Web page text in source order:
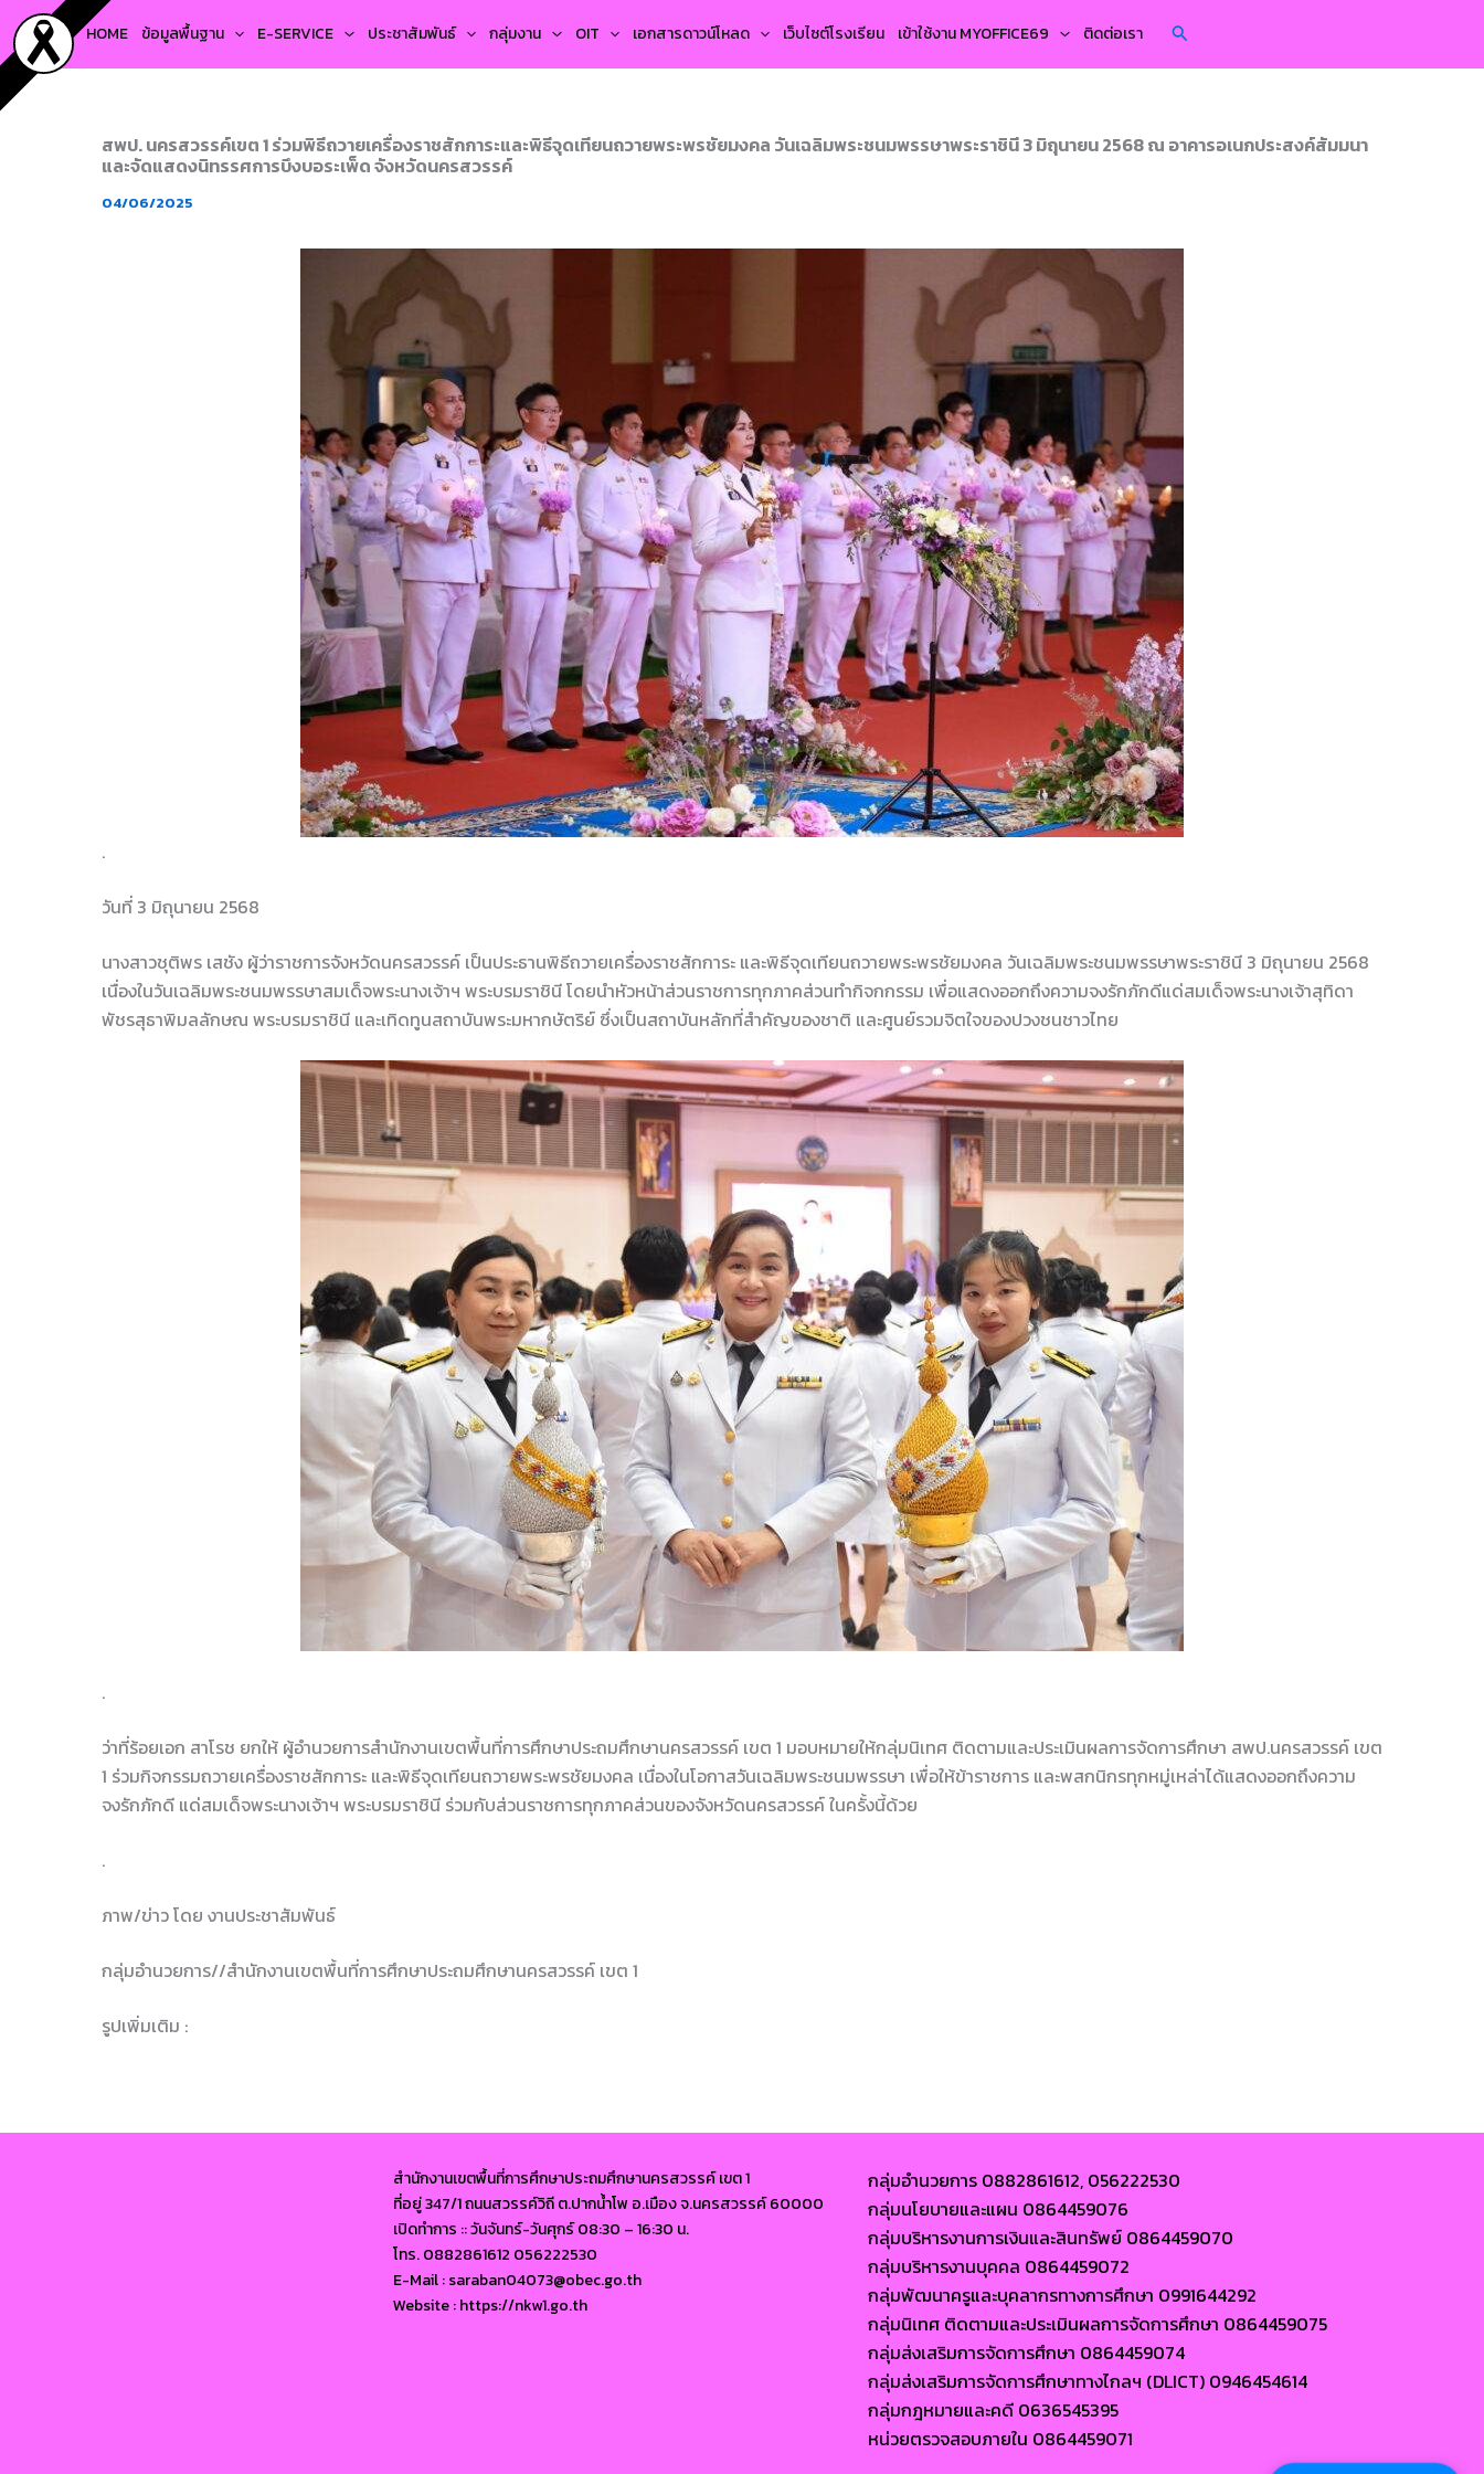
Skip
to
content
HOME ข้อมูลพื้นฐาน E-SERVICE ประชาสัมพันธ์ กลุ่มงาน OIT เอกสารดาวน์โหลด เว็บไซต์โรงเรียน เข้าใช้งาน MYOFFICE69 ติดต่อเรา Search
สพป. นครสวรรค์เขต 1 ร่วมพิธีถวายเครื่องราชสักการะและพิธีจุดเทียนถวายพระพรชัยมงคล วันเฉลิมพระชนมพรรษาพระราชินี 3 มิถุนายน 2568 ณ อาคารอเนกประสงค์สัมมนา
และจัดแสดงนิทรรศการบึงบอระเพ็ด จังหวัดนครสวรรค์
04/06/2025
.
วันที่ 3 มิถุนายน 2568
นางสาวชุติพร เสชัง ผู้ว่าราชการจังหวัดนครสวรรค์ เป็นประธานพิธีถวายเครื่องราชสักการะ และพิธีจุดเทียนถวายพระพรชัยมงคล วันเฉลิมพระชนมพรรษาพระราชินี 3 มิถุนายน 2568
เนื่องในวันเฉลิมพระชนมพรรษาสมเด็จพระนางเจ้าฯ พระบรมราชินี โดยนำหัวหน้าส่วนราชการทุกภาคส่วนทำกิจกกรรม เพื่อแสดงออกถึงความจงรักภักดีแด่สมเด็จพระนางเจ้าสุทิดา
พัชรสุธาพิมลลักษณ พระบรมราชินี และเทิดทูนสถาบันพระมหากษัตริย์ ซึ่งเป็นสถาบันหลักที่สำคัญของชาติ และศูนย์รวมจิตใจของปวงชนชาวไทย
.
ว่าที่ร้อยเอก สาโรช ยกให้ ผู้อำนวยการสำนักงานเขตพื้นที่การศึกษาประถมศึกษานครสวรรค์ เขต 1 มอบหมายให้กลุ่มนิเทศ ติดตามและประเมินผลการจัดการศึกษา สพป.นครสวรรค์ เขต
1 ร่วมกิจกรรมถวายเครื่องราชสักการะ และพิธีจุดเทียนถวายพระพรชัยมงคล เนื่องในโอกาสวันเฉลิมพระชนมพรรษา เพื่อให้ข้าราชการ และพสกนิกรทุกหมู่เหล่าได้แสดงออกถึงความ
จงรักภักดี แด่สมเด็จพระนางเจ้าฯ พระบรมราชินี ร่วมกับส่วนราชการทุกภาคส่วนของจังหวัดนครสวรรค์ ในครั้งนี้ด้วย
.
ภาพ/ข่าว โดย งานประชาสัมพันธ์
กลุ่มอำนวยการ//สำนักงานเขตพื้นที่การศึกษาประถมศึกษานครสวรรค์ เขต 1
รูปเพิ่มเติม :
สำนักงานเขตพื้นที่การศึกษาประถมศึกษานครสวรรค์ เขต 1
ที่อยู่ 347/1 ถนนสวรรค์วิถี ต.ปากน้ำโพ อ.เมือง จ.นครสวรรค์ 60000
เปิดทำการ :: วันจันทร์-วันศุกร์ 08:30 – 16:30 น.
โทร. 0882861612 056222530
E-Mail : saraban04073@obec.go.th
Website : https://nkw1.go.th
กลุ่มอำนวยการ 0882861612, 056222530
กลุ่มนโยบายและแผน 0864459076
กลุ่มบริหารงานการเงินและสินทรัพย์ 0864459070
กลุ่มบริหารงานบุคคล 0864459072
กลุ่มพัฒนาครูและบุคลากรทางการศึกษา 0991644292
กลุ่มนิเทศ ติดตามและประเมินผลการจัดการศึกษา 0864459075
กลุ่มส่งเสริมการจัดการศึกษา 0864459074
กลุ่มส่งเสริมการจัดการศึกษาทางไกลฯ (DLICT) 0946454614
กลุ่มกฎหมายและคดี 0636545395
หน่วยตรวจสอบภายใน 0864459071